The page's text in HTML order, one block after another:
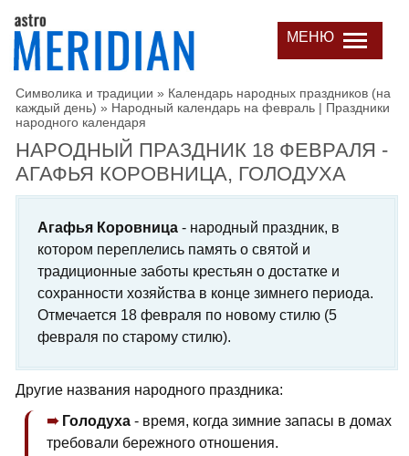
МЕНЮ
Символика и традиции » Календарь народных праздников (на
каждый день) » Народный календарь на февраль | Праздники
народного календаря
НАРОДНЫЙ ПРАЗДНИК 18 ФЕВРАЛЯ -
АГАФЬЯ КОРОВНИЦА, ГОЛОДУХА
Агафья Коровница - народный праздник, в
котором переплелись память о святой и
традиционные заботы крестьян о достатке и
сохранности хозяйства в конце зимнего периода.
Отмечается 18 февраля по новому стилю (5
февраля по старому стилю).
Другие названия народного праздника:
Голодуха - время, когда зимние запасы в домах
требовали бережного отношения.